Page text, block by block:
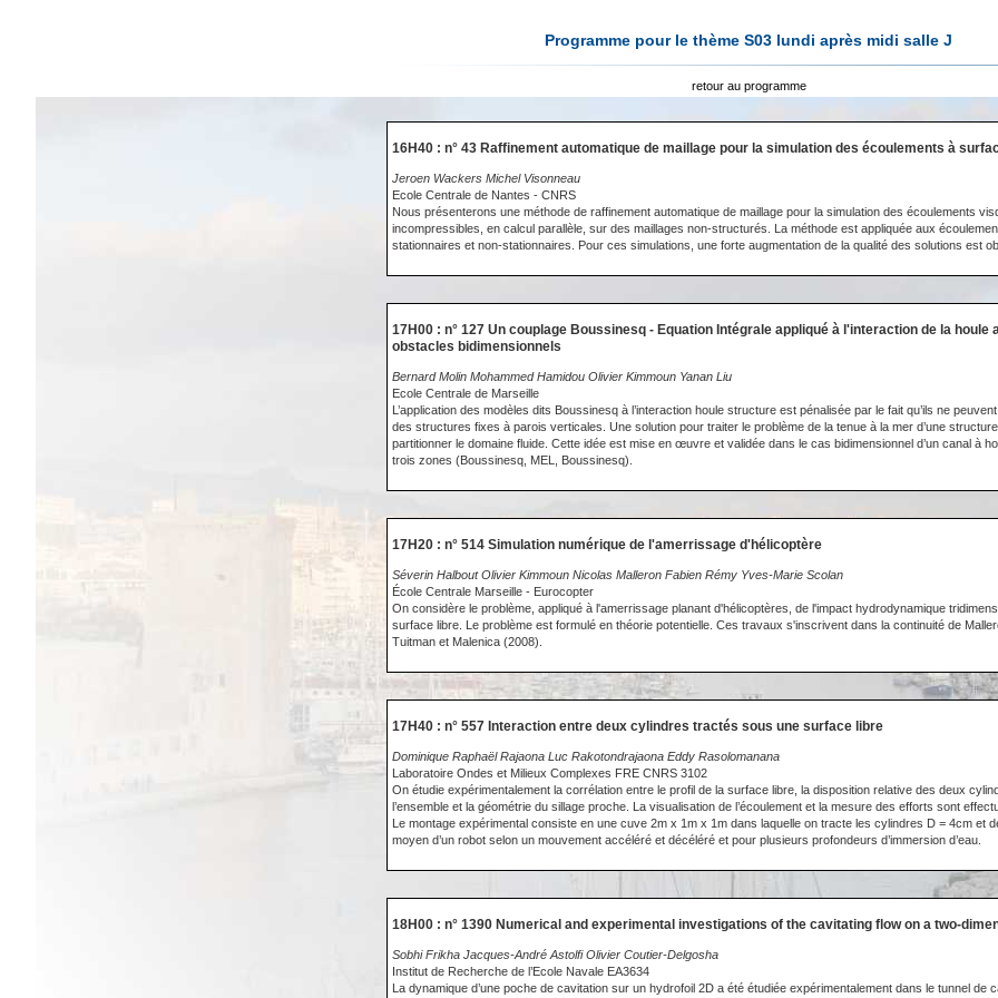
Programme pour le thème S03 lundi après midi salle J
retour au programme
16H40 : n° 43 Raffinement automatique de maillage pour la simulation des écoulements à
Jeroen Wackers Michel Visonneau
Ecole Centrale de Nantes - CNRS
Nous présenterons une méthode de raffinement automatique de maillage pour la simulation des écoulements
incompressibles, en calcul parallèle, sur des maillages non-structurés. La méthode est appliquée aux
stationnaires et non-stationnaires. Pour ces simulations, une forte augmentation de la qualité des solutions est
17H00 : n° 127 Un couplage Boussinesq - Equation Intégrale appliqué à l'interaction de la houle
obstacles bidimensionnels
Bernard Molin Mohammed Hamidou Olivier Kimmoun Yanan Liu
Ecole Centrale de Marseille
L’application des modèles dits Boussinesq à l’interaction houle structure est pénalisée par le fait qu’ils ne
des structures fixes à parois verticales. Une solution pour traiter le problème de la tenue à la mer d’une
partitionner le domaine fluide. Cette idée est mise en œuvre et validée dans le cas bidimensionnel d’un canal à
trois zones (Boussinesq, MEL, Boussinesq).
17H20 : n° 514 Simulation numérique de l'amerrissage d'hélicoptère
Séverin Halbout Olivier Kimmoun Nicolas Malleron Fabien Rémy Yves-Marie Scolan
École Centrale Marseille - Eurocopter
On considère le problème, appliqué à l'amerrissage planant d'hélicoptères, de l'impact hydrodynamique
surface libre. Le problème est formulé en théorie potentielle. Ces travaux s'inscrivent dans la continuité de
Tuitman et Malenica (2008).
17H40 : n° 557 Interaction entre deux cylindres tractés sous une surface libre
Dominique Raphaël Rajaona Luc Rakotondrajaona Eddy Rasolomanana
Laboratoire Ondes et Milieux Complexes FRE CNRS 3102
On étudie expérimentalement la corrélation entre le profil de la surface libre, la disposition relative des deux
l’ensemble et la géométrie du sillage proche. La visualisation de l’écoulement et la mesure des efforts sont
Le montage expérimental consiste en une cuve 2m x 1m x 1m dans laquelle on tracte les cylindres D = 4cm et
moyen d’un robot selon un mouvement accéléré et décéléré et pour plusieurs profondeurs d’immersion d’eau.
18H00 : n° 1390 Numerical and experimental investigations of the cavitating flow on a two-
Sobhi Frikha Jacques-André Astolfi Olivier Coutier-Delgosha
Institut de Recherche de l’Ecole Navale EA3634
La dynamique d’une poche de cavitation sur un hydrofoil 2D a été étudiée expérimentalement dans le tunnel de